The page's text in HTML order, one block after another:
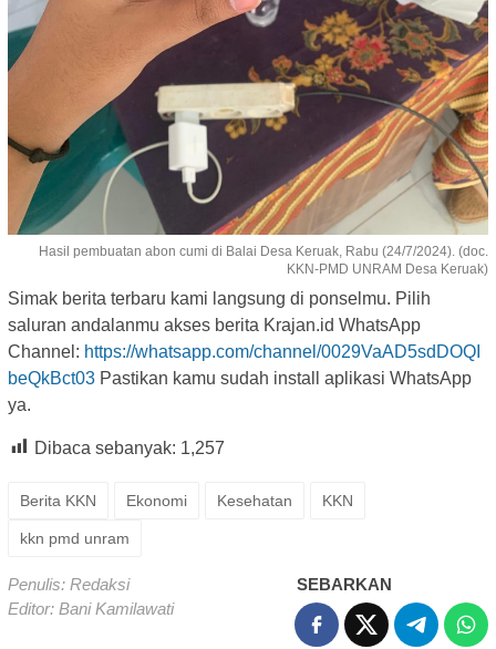
Hasil pembuatan abon cumi di Balai Desa Keruak, Rabu (24/7/2024). (doc.
KKN-PMD UNRAM Desa Keruak)
Simak berita terbaru kami langsung di ponselmu. Pilih
saluran andalanmu akses berita Krajan.id WhatsApp
Channel: https://whatsapp.com/channel/0029VaAD5sdDOQI
beQkBct03 Pastikan kamu sudah install aplikasi WhatsApp
ya.
Dibaca sebanyak: 1,257
Berita KKN Ekonomi Kesehatan KKN
kkn pmd unram
Penulis: Redaksi
Editor: Bani Kamilawati
SEBARKAN